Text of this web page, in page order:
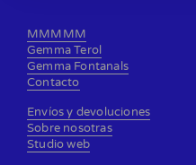
MMMMM
Gemma Terol
Gemma Fontanals
Contacto
Envíos y devoluciones
Sobre nosotras
Studio web